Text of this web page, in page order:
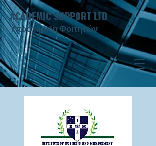
ACADEMIC SUPPORT LTD
Υποστήριξη Φοιτητών ​